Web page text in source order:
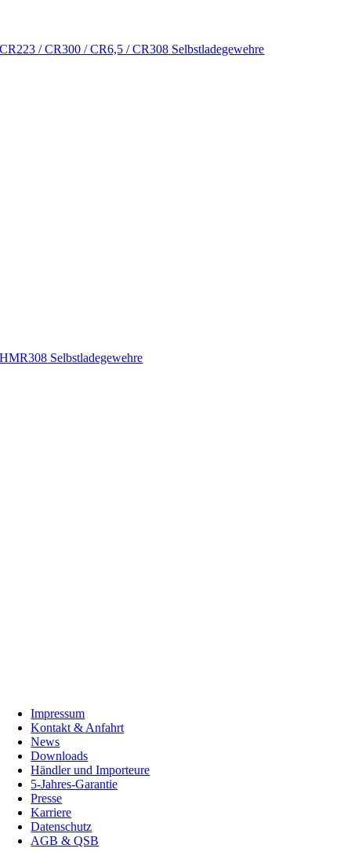
CR223 / CR300 / CR6,5 / CR308 Selbstladegewehre
HMR308 Selbstladegewehre
Impressum
Kontakt & Anfahrt
News
Downloads
Händler und Importeure
5-Jahres-Garantie
Presse
Karriere
Datenschutz
AGB & QSB